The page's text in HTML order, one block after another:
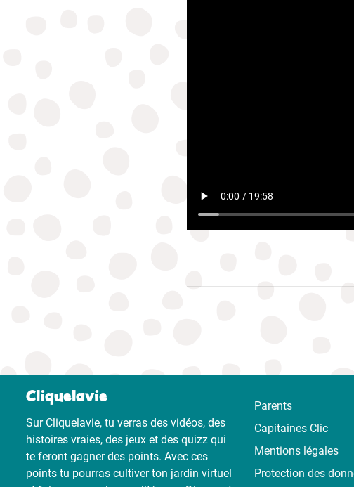
Cliquelavie
Sur Cliquelavie, tu verras des vidéos, des
histoires vraies, des jeux et des quizz qui
te feront gagner des points. Avec ces
points tu pourras cultiver ton jardin virtuel
Parents
Capitaines Clic
Mentions légales
Protection des